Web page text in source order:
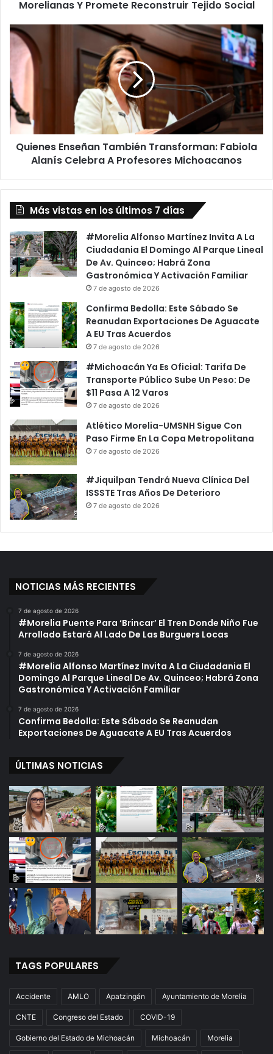
Reconstruir
Social
Morelianas Y Promete Reconstruir Tejido Social
Quienes
Enseñan
También
Transforman:
Fabiola
Alanís
Celebra
A
Profesores
Michoacanos
Quienes Enseñan También Transforman: Fabiola
Alanís Celebra A Profesores Michoacanos
Más vistas en los últimos 7 días
#Morelia Alfonso Martínez Invita A La
Ciudadania El Domingo Al Parque Lineal
De Av. Quinceo; Habrá Zona
Gastronómica Y Activación Familiar
7 de agosto de 2026
Confirma Bedolla: Este Sábado Se
Reanudan Exportaciones De Aguacate
A EU Tras Acuerdos
7 de agosto de 2026
#Michoacán Ya Es Oficial: Tarifa De
Transporte Público Sube Un Peso: De
$11 Pasa A 12 Varos
7 de agosto de 2026
Atlético Morelia-UMSNH Sigue Con
Paso Firme En La Copa Metropolitana
7 de agosto de 2026
#Jiquilpan Tendrá Nueva Clínica Del
ISSSTE Tras Años De Deterioro
7 de agosto de 2026
NOTICIAS MÁS RECIENTES
7 de agosto de 2026
#Morelia Puente Para ‘Brincar’ El Tren Donde Niño Fue
Arrollado Estará Al Lado De Las Burguers Locas
7 de agosto de 2026
#Morelia Alfonso Martínez Invita A La Ciudadania El
Domingo Al Parque Lineal De Av. Quinceo; Habrá Zona
Gastronómica Y Activación Familiar
7 de agosto de 2026
Confirma Bedolla: Este Sábado Se Reanudan
Exportaciones De Aguacate A EU Tras Acuerdos
ÚLTIMAS NOTICIAS
TAGS POPULARES
Accidente AMLO Apatzingán Ayuntamiento de Morelia
CNTE Congreso del Estado COVID-19
Gobierno del Estado de Michoacán Michoacán Morelia